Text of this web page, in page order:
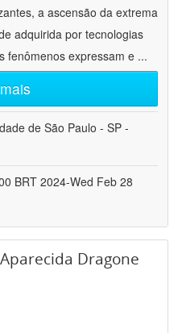
a ascensão da extrema
adquirida por tecnologias
fenômenos expressam e ...
de São Paulo - SP -
BRT 2024-Wed Feb 28
Dragone